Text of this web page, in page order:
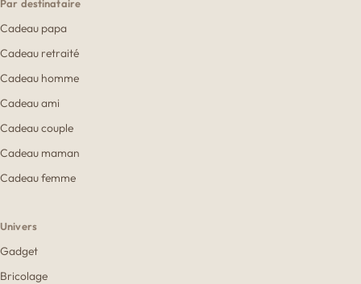
Par destinataire
Cadeau papa
Cadeau retraité
Cadeau homme
Cadeau ami
Cadeau couple
Cadeau maman
Cadeau femme
Univers
Gadget
Bricolage